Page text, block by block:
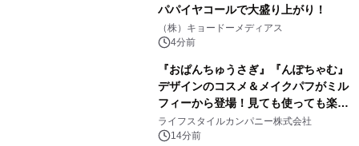
パパイヤコールで大盛り上がり！
（株）キョードーメディアス
4分前
『おぱんちゅうさぎ』『んぽちゃむ』
デザインのコスメ＆メイクパフがミル
フィーから登場！見ても使っても楽し
い、ポップでキュートなコレクショ
ン。
ライフスタイルカンパニー株式会社
14分前